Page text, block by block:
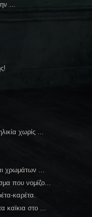
...
χωρίς ...
χρωμάτων ...
που νομίζο...
καρέτα.
καϊκια στο ...